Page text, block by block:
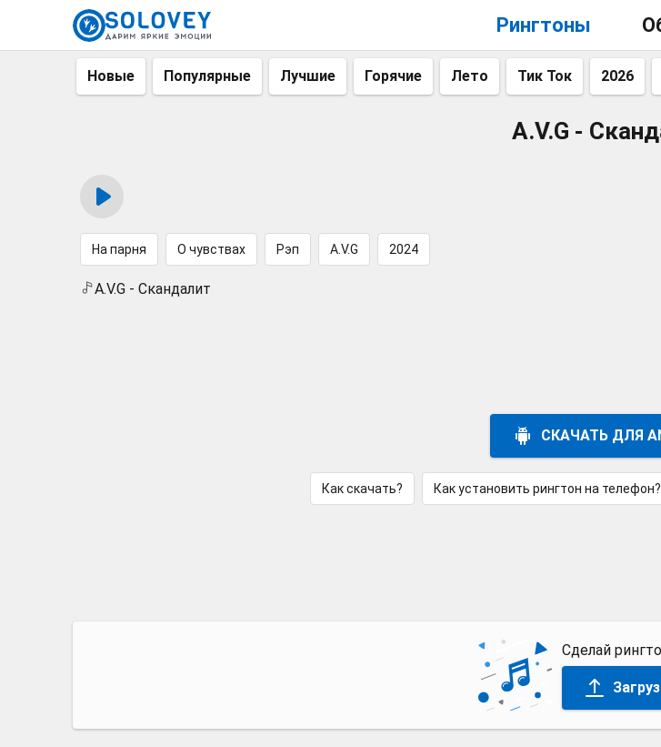
Рингтоны
Новые Популярные Лучшие Горячие Лето Тик Ток 2026
A.V.G -
На парня О чувствах Рэп A.V.G 2024
A.V.G - Скандалит
СКАЧАТЬ ДЛЯ
Как скачать? Как установить рингтон на телефон?
Сделай